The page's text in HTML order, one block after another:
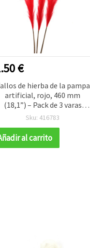
€
de hierba de la pampa
artificial, rojo, 460 mm
(18,1”) – Pack de 3 varas
plumosas decorativas para
hogar, manualidades DIY y
arreglos de boda boho
Sku: 416783
al carrito